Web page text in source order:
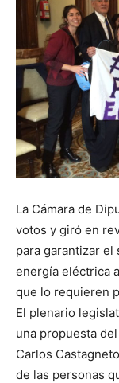
La Cámara de
votos y giró en
para garantizar
energía eléctrica
que lo requieren
El plenario
una propuesta
Carlos
de las personas